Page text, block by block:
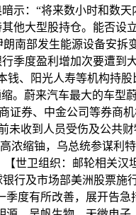
示：“将来数小时和数
他大型股持仓。能否设
南部发生能源设备安拆
季度盈利增加次要遭到
、阳光人寿等机构持股
。蔚来汽车最大的车型
证券、中金公司等券商
未收到人员受伤及公共
浓缩铀，乌总统参谋利
世卫组织：邮轮相关汉
行及市场部美洲股票施
度有所改善，展开告